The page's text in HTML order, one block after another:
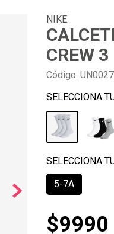
NIKE
CREW
Código:
5-7A
$9990